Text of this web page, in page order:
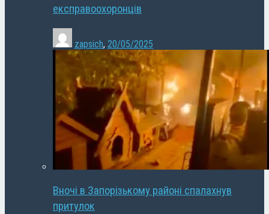
експравоохоронців
zapsich, 20/05/2025
Вночі в Запорізькому районі спалахнув
притулок